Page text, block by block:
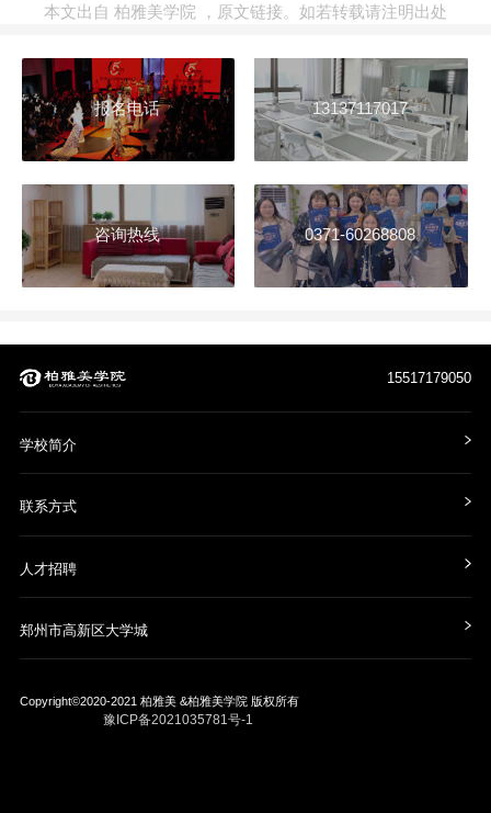
本文出自 柏雅美学院 ， 原文链接。如若转载请注明出处
报名电话 13137117017
咨询热线 0371-60268808
15517179050
学校简介
联系方式
人才招聘
郑州市高新区大学城
Copyright©2020-2021 柏雅美 &柏雅美学院 版权所有
豫ICP备2021035781号-1